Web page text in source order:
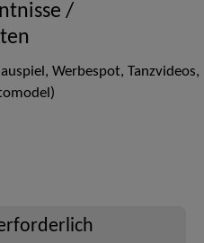
/
Werbespot, Tanzvideos,